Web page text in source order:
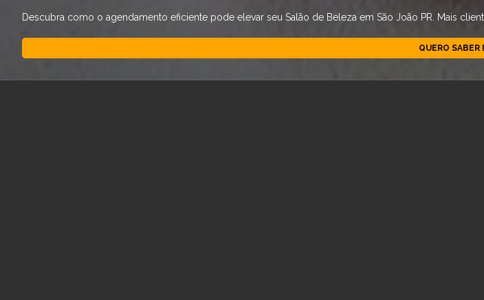
Descubra como o agendamento eficiente pode elevar seu Salão de Beleza em São João PR. Mais
QUERO SABER